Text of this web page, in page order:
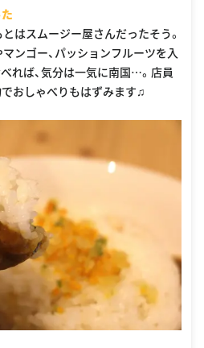
はスムージー屋さんだったそう。
マンゴー、パッションフルーツを入
れば、気分は一気に南国…。店員
おしゃべりもはずみます♫